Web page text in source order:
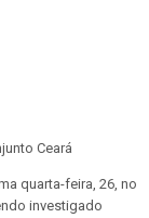
quarta-feira, 26, no
investigado